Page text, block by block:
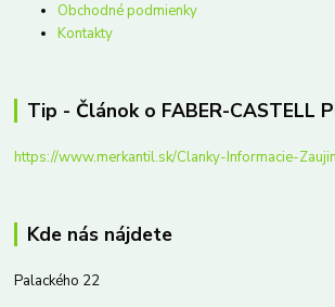
Obchodné podmienky
Kontakty
Tip - Článok o FABER-CASTELL
https://www.merkantil.sk/Clanky-Informacie-
Kde nás nájdete
Palackého 22